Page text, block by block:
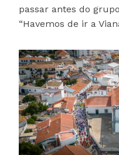
passar antes do
“Havemos de ir a